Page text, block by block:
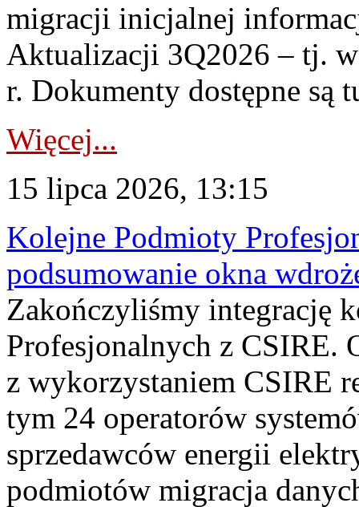
migracji inicjalnej
Aktualizacji 3Q2026 – tj.
r. Dokumenty dostępne są
Więcej...
15 lipca 2026, 13:15
Kolejne Podmioty
podsumowanie okna
Zakończyliśmy integrację
Profesjonalnych z CSIRE.
z wykorzystaniem CSIRE
tym 24 operatorów
sprzedawców energii
podmiotów migracja